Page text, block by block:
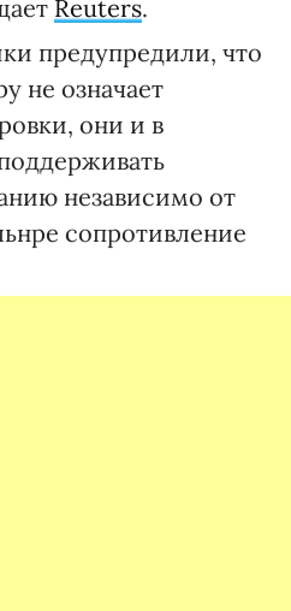
Reuters.
предупредили, что
не означает
они и в
независимо от
сопротивление